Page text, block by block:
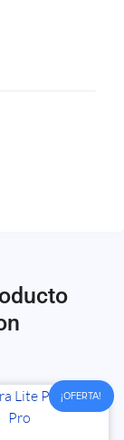
¡OFERTA!